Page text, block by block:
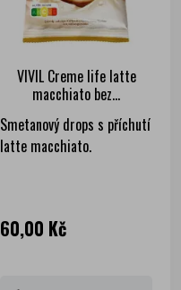
VIVIL Creme life latte
macchiato bez...
Smetanový drops s příchutí
latte macchiato.
Cena
60,00 Kč